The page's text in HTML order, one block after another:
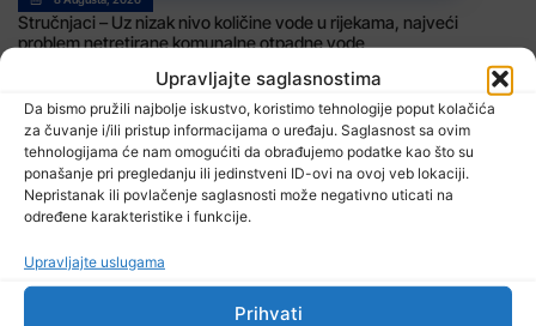
Upravljajte saglasnostima
Da bismo pružili najbolje iskustvo, koristimo tehnologije poput kolačića
za čuvanje i/ili pristup informacijama o uređaju. Saglasnost sa ovim
tehnologijama će nam omogućiti da obrađujemo podatke kao što su
ponašanje pri pregledanju ili jedinstveni ID-ovi na ovoj veb lokaciji.
Nepristanak ili povlačenje saglasnosti može negativno uticati na
određene karakteristike i funkcije.
Upravljajte uslugama
Prihvati
Stručnjaci – Uz nizak nivo količine vode u rijekama, najveći
problem netretirane komunalne otpadne vode
8 Augusta, 2026
U BiH u prvih šest mjeseci 2026. manje turističkih dolazaka, ali